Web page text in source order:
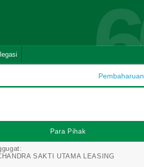
Para Pihak
SAKTI UTAMA LEASING